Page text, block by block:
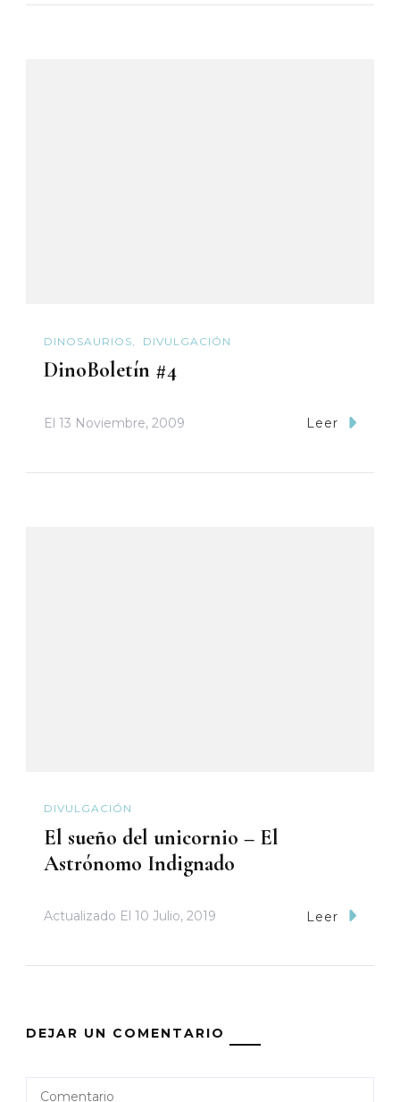
DINOSAURIOS DIVULGACIÓN
DinoBoletín #4
El 13 Noviembre, 2009 Leer
DIVULGACIÓN
El sueño del unicornio – El
Astrónomo Indignado
Actualizado El 10 Julio, 2019 Leer
DEJAR UN COMENTARIO